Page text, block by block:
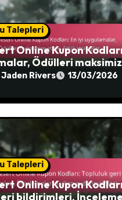
Talepleri
Online Kupon
Ödülleri
stratejiler
Jaden Rivers 13/03/2026
Talepleri
Online Kupon
bildirimleri,